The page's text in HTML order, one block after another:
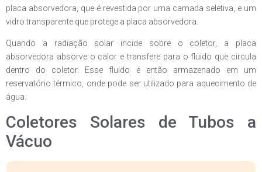
placa absorvedora, que é revestida por uma camada seletiva, e um
vidro transparente que protege a placa absorvedora.
Quando a radiação solar incide sobre o coletor, a placa
absorvedora absorve o calor e transfere para o fluido que circula
dentro do coletor. Esse fluido é então armazenado em um
reservatório térmico, onde pode ser utilizado para aquecimento de
água.
Coletores Solares de Tubos a
Vácuo